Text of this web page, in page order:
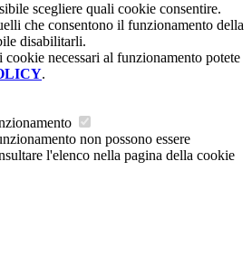
scegliere quali cookie consentire.
che consentono il funzionamento della
disabilitarli.
cookie necessari al funzionamento potete
.
non possono essere
l'elenco nella pagina della cookie